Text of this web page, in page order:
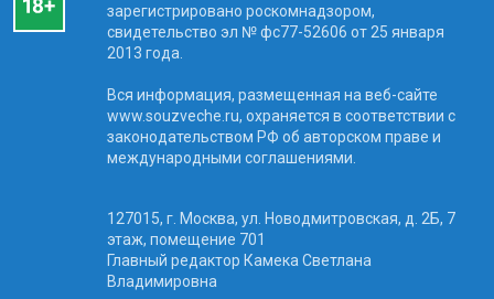
зарегистрировано роскомнадзором,
свидетельство эл № фc77-52606 от 25 января
2013 года.
Вся информация, размещенная на веб-сайте
www.souzveche.ru, охраняется в соответствии с
законодательством РФ об авторском праве и
международными соглашениями.
127015, г. Москва, ул. Новодмитровская, д. 2Б, 7
этаж, помещение 701
Главный редактор Камека Светлана
Владимировна